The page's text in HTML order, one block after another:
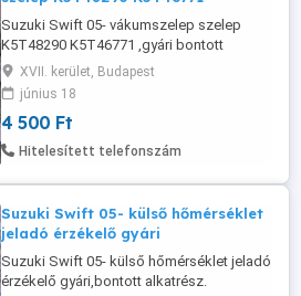
Suzuki Swift 05- vákumszelep szelep
K5T48290 K5T46771 ,gyári bontott
alkatrész.
XVII. kerület, Budapest
június 18
4 500 Ft
Hitelesített telefonszám
Suzuki Swift 05- külső hőmérséklet
jeladó érzékelő gyári
Suzuki Swift 05- külső hőmérséklet jeladó
érzékelő gyári,bontott alkatrész.